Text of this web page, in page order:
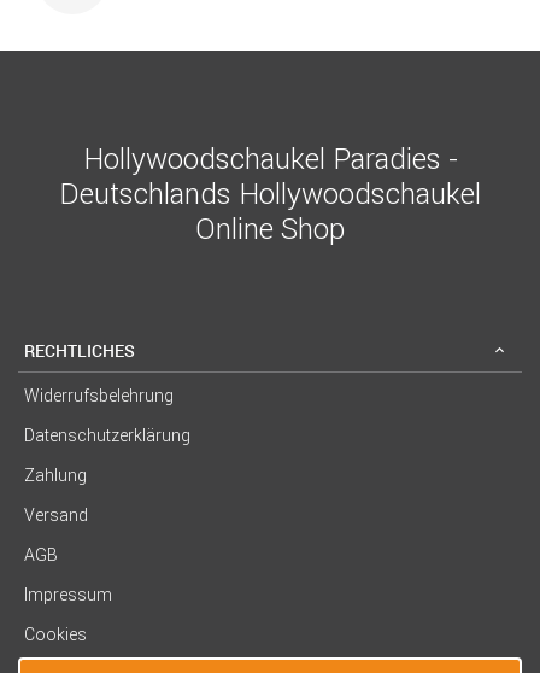
Hollywoodschaukel Paradies -
Deutschlands Hollywoodschaukel
Online Shop
RECHTLICHES
Widerrufsbelehrung
Datenschutzerklärung
Zahlung
Versand
AGB
Impressum
Cookies